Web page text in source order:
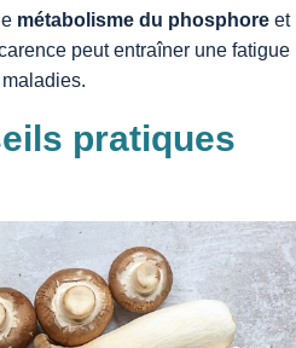
métabolisme du phosphore et
peut entraîner une fatigue
pratiques